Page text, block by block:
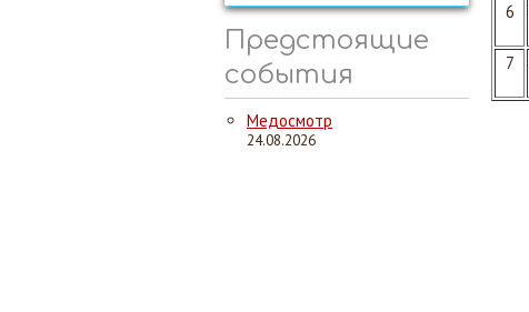
Предстоящие
события
Медосмотр
24.08.2026
6
7